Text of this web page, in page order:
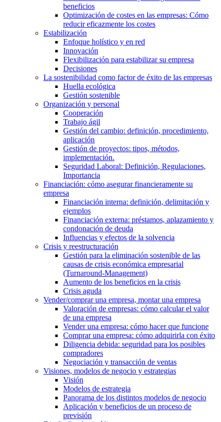
beneficios
Optimización de costes en las empresas: Cómo
reducir eficazmente los costes
Estabilización
Enfoque holístico y en red
Innovación
Flexibilización para estabilizar su empresa
Decisiones
La sostenibilidad como factor de éxito de las empresas
Huella ecológica
Gestión sostenible
Organización y personal
Cooperación
Trabajo ágil
Gestión del cambio: definición, procedimiento,
aplicación
Gestión de proyectos: tipos, métodos,
implementación.
Seguridad Laboral: Definición, Regulaciones,
Importancia
Financiación: cómo asegurar financieramente su
empresa
Financiación interna: definición, delimitación y
ejemplos
Financiación externa: préstamos, aplazamiento y
condonación de deuda
Influencias y efectos de la solvencia
Crisis y reestructuración
Gestión para la eliminación sostenible de las
causas de crisis económica empresarial
(Turnaround-Management)
Aumento de los beneficios en la crisis
Crisis aguda
Vender/comprar una empresa, montar una empresa
Valoración de empresas: cómo calcular el valor
de una empresa
Vender una empresa: cómo hacer que funcione
Comprar una empresa: cómo adquirirla con éxito
Diligencia debida: seguridad para los posibles
compradores
Negociación y transacción de ventas
Visiones, modelos de negocio y estrategias
Visión
Modelos de estrategia
Panorama de los distintos modelos de negocio
Aplicación y beneficios de un proceso de
previsión